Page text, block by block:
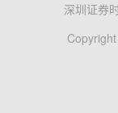
深圳证券